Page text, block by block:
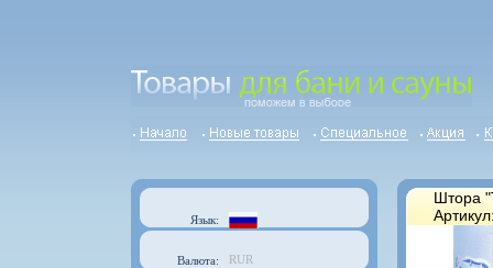
Язык:
Валюта: RUR
Штора